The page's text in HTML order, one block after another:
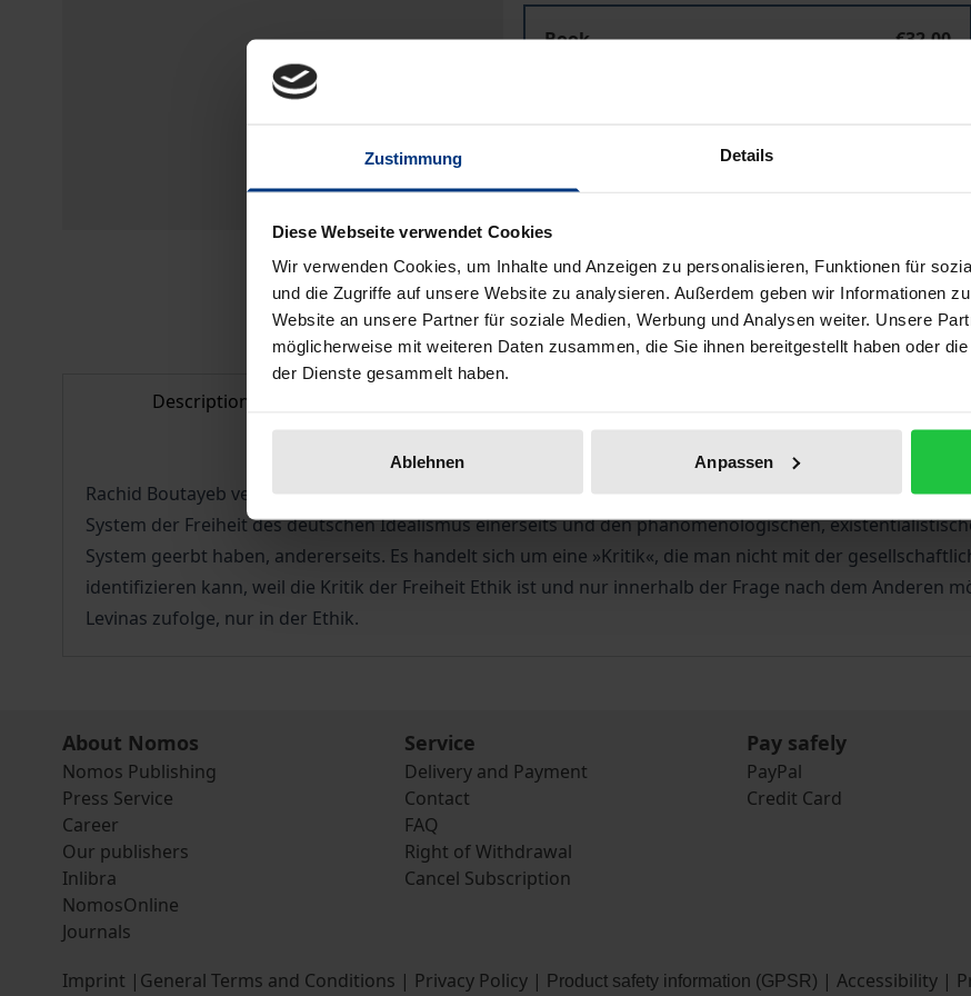
Zustimmung Details
Diese Webseite verwendet Cookies
Wir verwenden Cookies, um Inhalte und Anzeigen zu personalisieren, Funktionen für
und die Zugriffe auf unsere Website zu analysieren. Außerdem geben wir Informationen
Website an unsere Partner für soziale Medien, Werbung und Analysen weiter. Unsere
möglicherweise mit weiteren Daten zusammen, die Sie ihnen bereitgestellt haben oder
der Dienste gesammelt haben.
Ablehnen Anpassen
Book
€32.00
Prices include VAT. Depending on the delivery address, VAT
Delivery cost notice
Description
Rachid Boutayeb versteht die philosophische Arbeit von Levinas als Kritik der Freiheit. Und die »Kritik«
System der Freiheit des deutschen Idealismus einerseits und den phänomenologischen,
System geerbt haben, andererseits. Es handelt sich um eine »Kritik«, die man nicht mit der
identifizieren kann, weil die Kritik der Freiheit Ethik ist und nur innerhalb der Frage nach dem Anderen
Levinas zufolge, nur in der Ethik.
About Nomos
Nomos Publishing
Press Service
Career
Our publishers
Inlibra
NomosOnline
Journals
Service
Delivery and Payment
Contact
FAQ
Right of Withdrawal
Cancel Subscription
Pay safely
PayPal
Credit Card
Imprint | General Terms and Conditions | Privacy Policy | Product safety information (GPSR) | Accessibility |